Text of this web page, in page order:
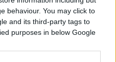
behaviour. You may click to
and its third-party tags to
purposes in below Google
“O apri il tuo mercato, o
da comprendere